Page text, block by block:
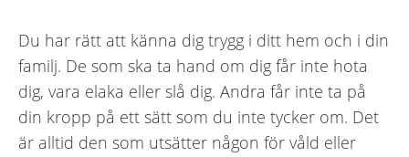
Du har rätt att känna dig trygg i ditt hem och i din
familj. De som ska ta hand om dig får inte hota
dig, vara elaka eller slå dig. Andra får inte ta på
din kropp på ett sätt som du inte tycker om. Det
är alltid den som utsätter någon för våld eller